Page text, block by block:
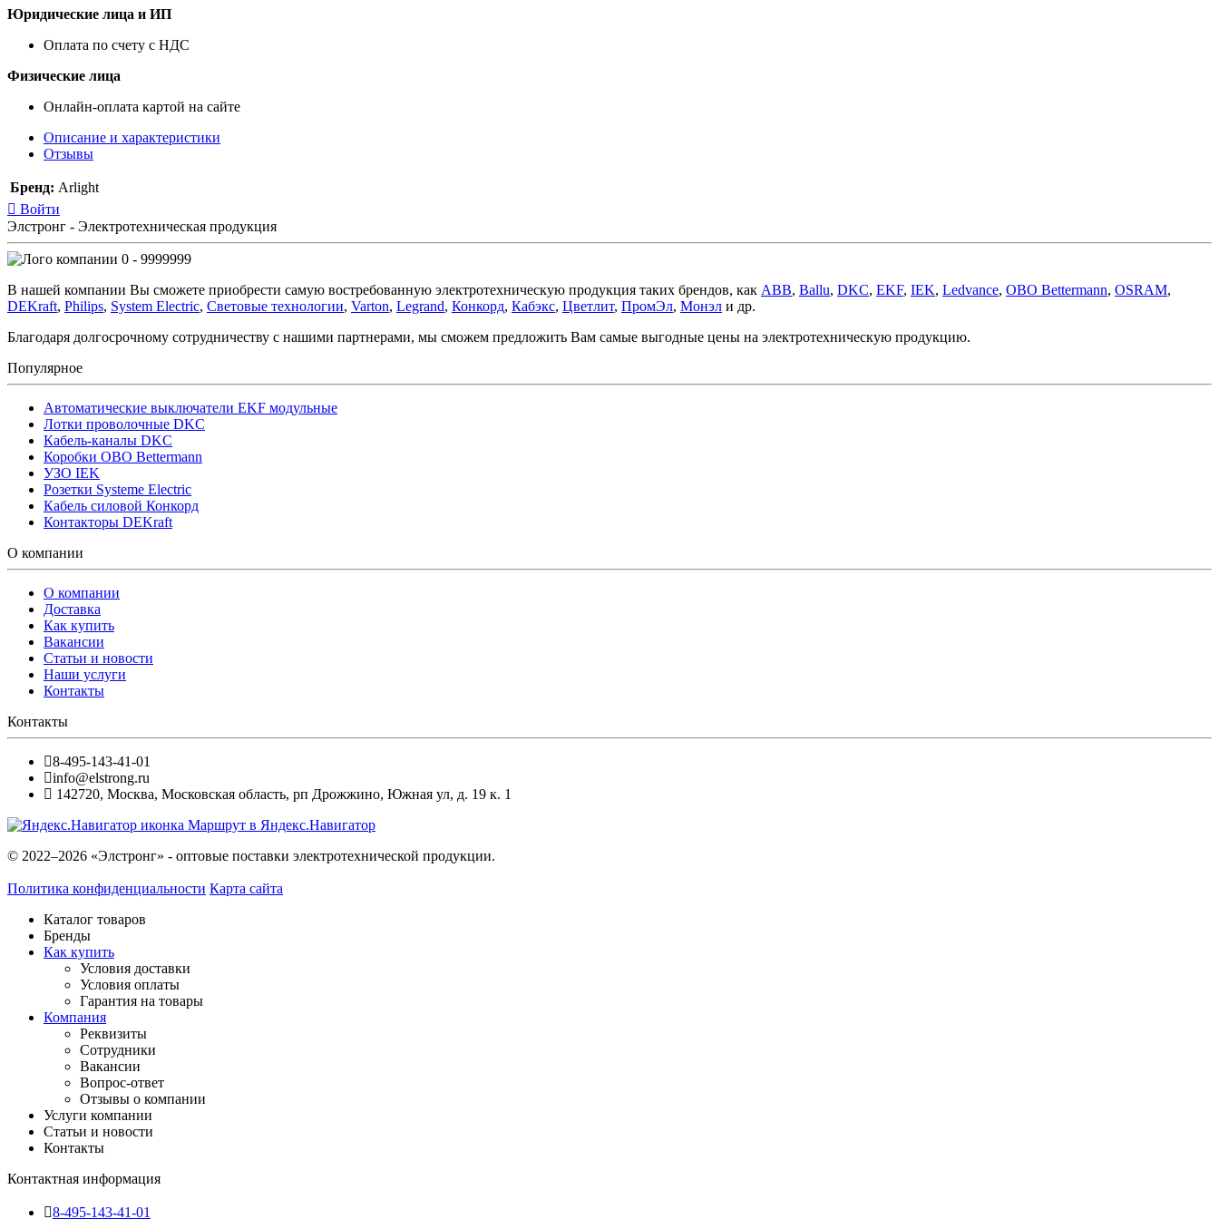
Юридические лица и ИП
Оплата по счету с НДС
Физические лица
Онлайн-оплата картой на сайте
Описание и характеристики
Отзывы
Бренд: Arlight
Войти
Элстронг - Электротехническая продукция
0 - 9999999
В нашей компании Вы сможете приобрести самую востребованную электротехническую продукция таких брендов, как ABB, Ballu, DKC, EKF, IEK, Ledvance, OBO Bettermann, OSRAM,
DEKraft, Philips, System Electric, Световые технологии, Varton, Legrand, Конкорд, Кабэкс, Цветлит, ПромЭл, Монэл и др.
Благодаря долгосрочному сотрудничеству с нашими партнерами, мы сможем предложить Вам самые выгодные цены на электротехническую продукцию.
Популярное
Автоматические выключатели EKF модульные
Лотки проволочные DKC
Кабель-каналы DKC
Коробки OBO Bettermann
УЗО IEK
Розетки Systeme Electric
Кабель силовой Конкорд
Контакторы DEKraft
О компании
О компании
Доставка
Как купить
Вакансии
Статьи и новости
Наши услуги
Контакты
Контакты
8-495-143-41-01
info@elstrong.ru
142720, Москва, Московская область, рп Дрожжино, Южная ул, д. 19 к. 1
Маршрут в Яндекс.Навигатор
© 2022–2026 «Элстронг» - оптовые поставки электротехнической продукции.
Политика конфиденциальности Карта сайта
Каталог товаров
Бренды
Как купить
Условия доставки
Условия оплаты
Гарантия на товары
Компания
Реквизиты
Сотрудники
Вакансии
Вопрос-ответ
Отзывы о компании
Услуги компании
Статьи и новости
Контакты
Контактная информация
8-495-143-41-01